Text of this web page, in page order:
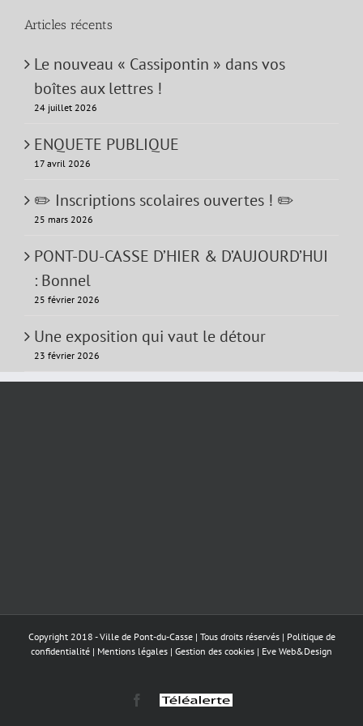
Articles récents
Le nouveau « Cassipontin » dans vos
boîtes aux lettres !
24 juillet 2026
ENQUETE PUBLIQUE
17 avril 2026
✏️ Inscriptions scolaires ouvertes ! ✏️
25 mars 2026
PONT-DU-CASSE D’HIER & D’AUJOURD’HUI
: Bonnel
25 février 2026
Une exposition qui vaut le détour
23 février 2026
Copyright 2018 - Ville de Pont-du-Casse | Tous droits réservés | Politique de
confidentialité | Mentions légales | Gestion des cookies | Eve Web&Design
Facebook
Téléalerte